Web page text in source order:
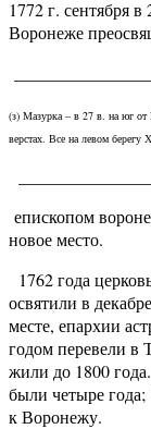
1772 г. сентября в
Воронеже
(з) Мазурка – в 27 в. на юг
верстах. Все на левом берегу
епископом
новое место.
1762 года
освятили в
месте, епархии
годом перевели в
жили до 1800
были четыре
к Воронежу.